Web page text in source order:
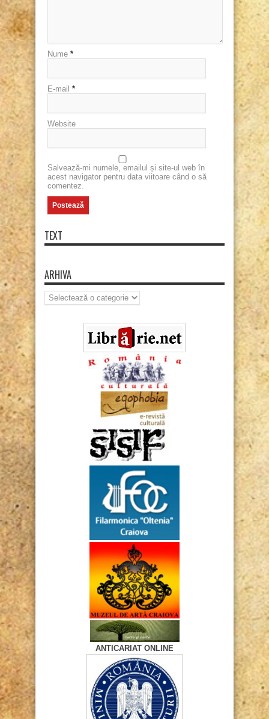
Nume *
E-mail *
Website
Salvează-mi numele, emailul și site-ul web în
acest navigator pentru data viitoare când o să
comentez.
TEXT
ARHIVA
Arhiva
ANTICARIAT ONLINE